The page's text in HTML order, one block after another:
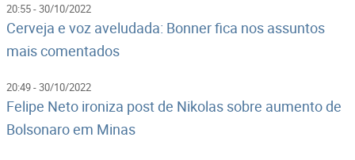
20:55 - 30/10/2022
Cerveja e voz aveludada: Bonner fica nos assuntos
mais comentados
20:49 - 30/10/2022
Felipe Neto ironiza post de Nikolas sobre aumento de
Bolsonaro em Minas